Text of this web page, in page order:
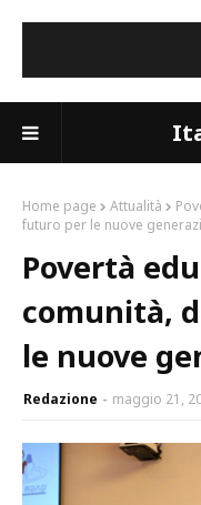
Home page Attualità
futuro per le nuove
Povertà
comunità,
le nuove
Redazione maggio 21,